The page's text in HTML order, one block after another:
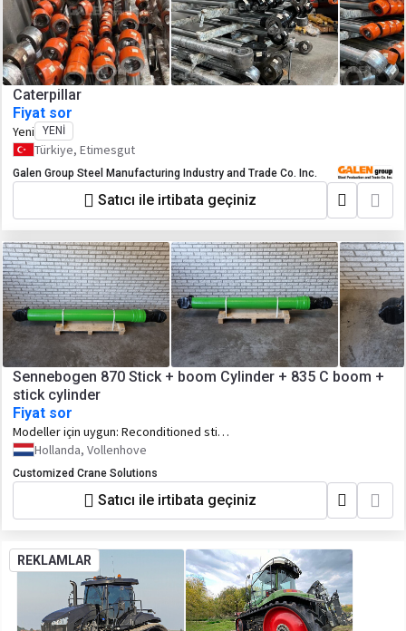
Caterpillar
Fiyat sor
Yeni YENI
Türkiye, Etimesgut
Galen Group Steel Manufacturing Industry and Trade Co. Inc.
Satıcı ile irtibata geçiniz
Sennebogen 870 Stick + boom Cylinder + 835 C boom +
stick cylinder
Fiyat sor
Modeller için uygun: Reconditioned stick
cylinder for Sennebogen 870 C and 870
Hollanda, Vollenhove
Customized Crane Solutions
Satıcı ile irtibata geçiniz
REKLAMLAR